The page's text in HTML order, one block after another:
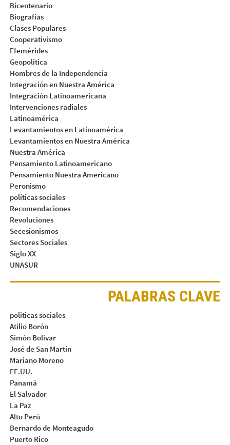
Bicentenario
Biografías
Clases Populares
Cooperativismo
Efemérides
Geopolítica
Hombres de la Independencia
Integración en Nuestra América
Integración Latinoamericana
Intervenciones radiales
Latinoamérica
Levantamientos en Latinoamérica
Levantamientos en Nuestra América
Nuestra América
Pensamiento Latinoamericano
Pensamiento Nuestra Americano
Peronismo
políticas sociales
Recomendaciones
Revoluciones
Secesionismos
Sectores Sociales
Siglo XX
UNASUR
PALABRAS CLAVE
politicas sociales
Atilio Borón
Simón Bolívar
José de San Martín
Mariano Moreno
EE.UU.
Panamá
El Salvador
La Paz
Alto Perú
Bernardo de Monteagudo
Puerto Rico